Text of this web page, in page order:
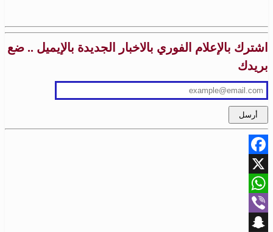
اشترك بالإعلام الفوري بالاخبار الجديدة بالإيميل .. ضع
بريدك
Facebook
X
WhatsApp
Viber